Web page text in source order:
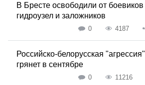
В Бресте освободили от боевиков
гидроузел и заложников
0 4187
Российско-белорусская "агрессия"
грянет в сентябре
0 11216